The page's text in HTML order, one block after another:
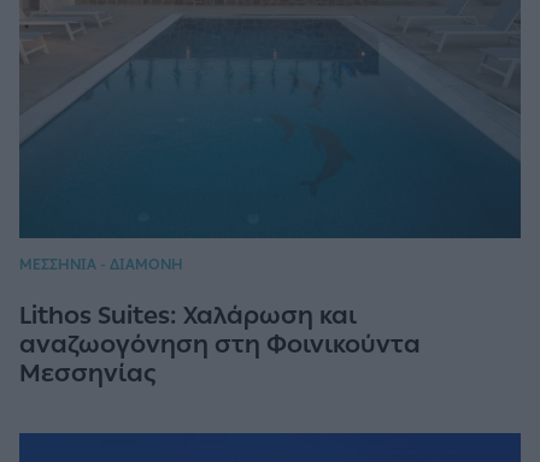
ΜΕΣΣΗΝΙΑ - ΔΙΑΜΟΝΗ
Lithos Suites: Χαλάρωση και
αναζωογόνηση στη Φοινικούντα
Μεσσηνίας